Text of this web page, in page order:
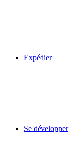
Expédier
Se développer